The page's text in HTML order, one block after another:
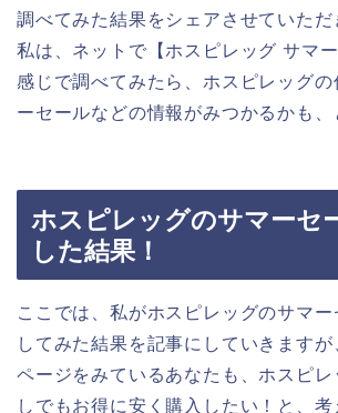
調べてみた結果をシェアさせていただ
私は、ネットで【ホスピレッグ サマ
感じで調べてみたら、ホスピレッグの
ーセールなどの情報がみつかるかも、
ホスピレッグのサマーセ
した結果！
ここでは、私がホスピレッグのサマー
してみた結果を記事にしていきます
ページをみているあなたも、ホスピ
しでもお得に安く購入したい！と、考